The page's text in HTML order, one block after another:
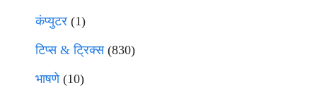
कंप्युटर (1)
टिप्स & ट्रिक्स(830)
भाषणे(10)